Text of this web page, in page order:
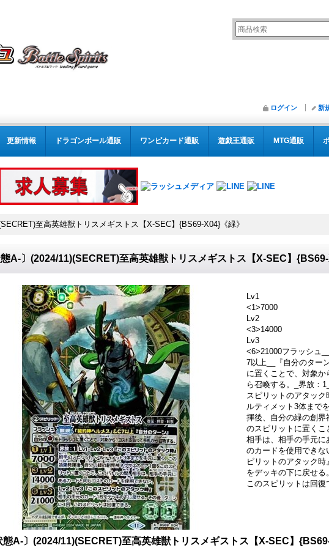
ログイン 新
更新情報 ドラゴンボール通販 ワンピカード通販 遊戯王通販 MTG通販
至高英雄獣トリスメギストス【X-SEC】{BS69-X04}《緑》
A-〕(2024/11)(SECRET)至高英雄獣トリスメギストス【X-SEC】{BS69-
Lv1
<1>7000
Lv2
<3>14000
Lv3
<6>21000フラッシュ
7以上__『自分のター
に置くことで、対象
ら召喚する。_界放：
スピリットのアタッ
ルティメット3体まで
揮後、自分の緑の創界
のスピリットに置くこ
相手は、相手の手元に
のカードを使用できな
ピリットのアタック
をデッキの下に戻せる
このスピリットは回復
態A-〕(2024/11)(SECRET)至高英雄獣トリスメギストス【X-SEC】